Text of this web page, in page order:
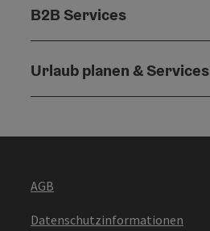
B2B Services
Urlaub planen & Services
AGB
Datenschutzinformationen